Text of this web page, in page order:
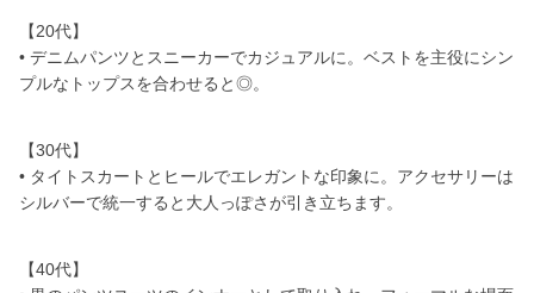
【20代】
• デニムパンツとスニーカーでカジュアルに。ベストを主役にシン
プルなトップスを合わせると◎。
【30代】
• タイトスカートとヒールでエレガントな印象に。アクセサリーは
シルバーで統一すると大人っぽさが引き立ちます。
【40代】